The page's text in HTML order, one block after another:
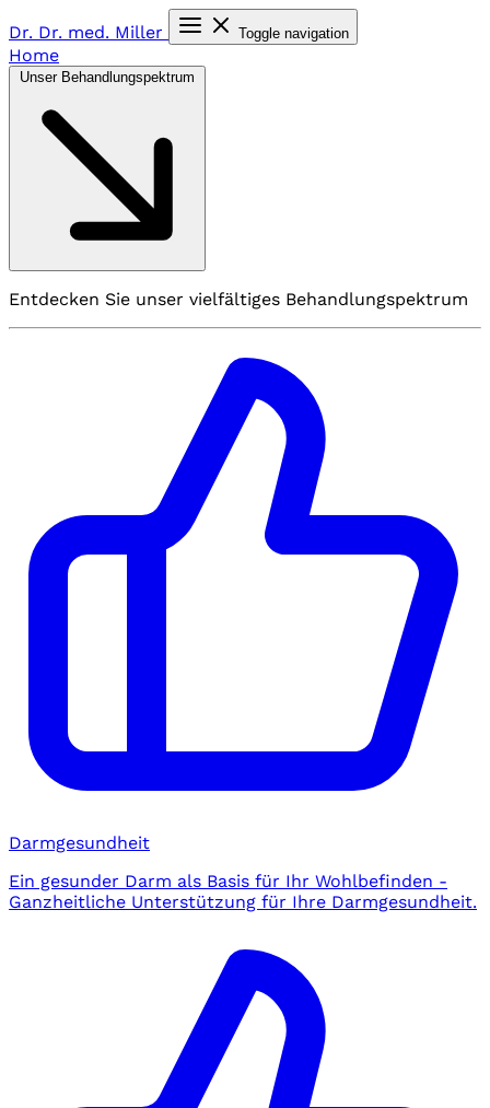
Dr. Dr. med. Miller Toggle navigation
Home
Entdecken Sie unser vielfältiges Behandlungspektrum
Darmgesundheit
Ein gesunder Darm als Basis für Ihr Wohlbefinden -
Ganzheitliche Unterstützung für Ihre Darmgesundheit.